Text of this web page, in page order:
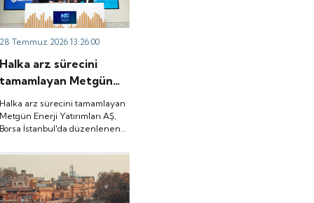
gerçekleşecek ve 29-
30-31 Temmuz 2026
toplanacak, 6 Ağustos
tarihinde ise “Gong
Töreni” ile Quick
Sigorta işlem görmeye
başlayacak.
toplanacak, 6 Ağustos tarihinde
ise “Gong Töreni” ile Quick
başlayacak.
28 Temmuz 2026 13:26:00
Halka arz sürecini
tamamlayan Metgün
Enerji Yatırımları AŞ,
Borsa İstanbul'da
düzenlenen gong
koduyla işlem görmeye
başladı.
Halka arz sürecini tamamlayan
Metgün Enerji Yatırımları AŞ,
Borsa İstanbul'da düzenlenen
işlem görmeye başladı.